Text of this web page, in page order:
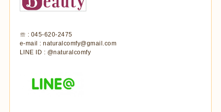
☏ : 045-620-2475
e-mail : naturalcomfy@gmail.com
LINE ID : @naturalcomfy